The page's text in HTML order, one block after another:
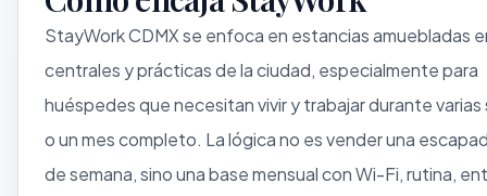
StayWork CDMX se enfoca en estancias amuebladas
centrales y prácticas de la ciudad, especialmente para
huéspedes que necesitan vivir y trabajar durante varias
o un mes completo. La lógica no es vender una
de semana, sino una base mensual con Wi-Fi, rutina,